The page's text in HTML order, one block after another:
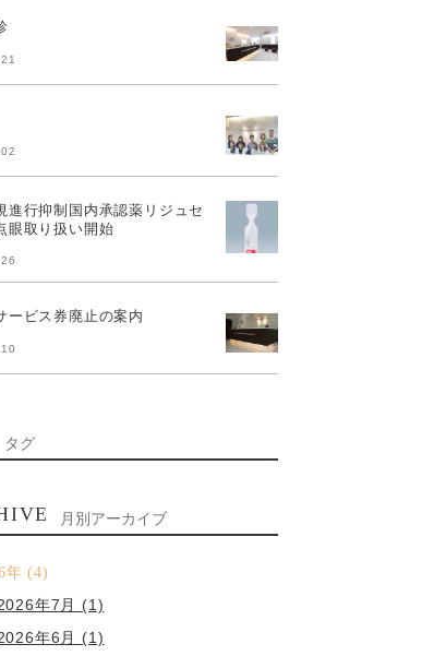
進行抑制国内承認薬リジュセ
眼取り扱い開始
ービス券廃止の案内
タグ
月別アーカイブ
年 (4)
年7月 (1)
年6月 (1)